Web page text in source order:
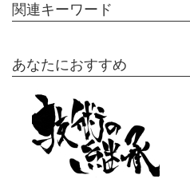
関連キーワード
あなたにおすすめ